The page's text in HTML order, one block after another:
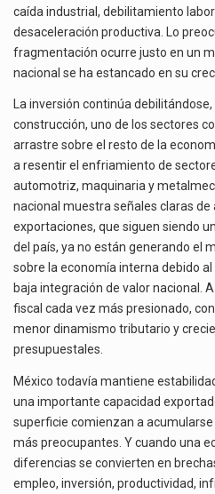
caída industrial, debilitamiento
desaceleración productiva. Lo
fragmentación ocurre justo en un
nacional se ha estancado en su
La inversión continúa
construcción, uno de los sectores
arrastre sobre el resto de la
a resentir el enfriamiento de
automotriz, maquinaria y
nacional muestra señales claras
exportaciones, que siguen siendo
del país, ya no están generando el
sobre la economía interna debido
baja integración de valor nacional.
fiscal cada vez más presionado,
menor dinamismo tributario y
presupuestales.
México todavía mantiene
una importante capacidad
superficie comienzan a
más preocupantes. Y cuando una
diferencias se convierten en
empleo, inversión, productividad,